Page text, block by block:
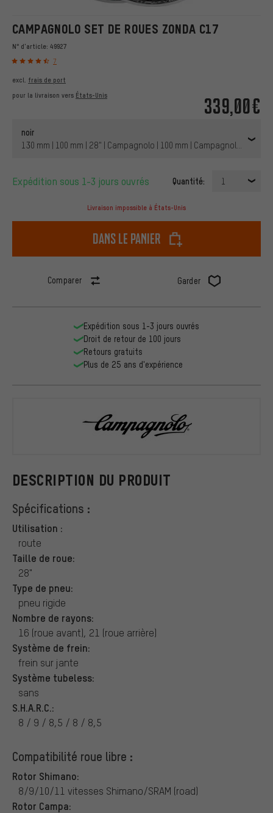
CAMPAGNOLO SET DE ROUES ZONDA C17
N° d'article: 49927
7
339,00€
excl. frais de port
pour la livraison vers États-Unis
noir
130 mm | 100 mm | 28" | Campagnolo | 100 mm | Campagnolo | 100
Expédition sous 1-3 jours ouvrés Quantité: 1
Livraison impossible à États-Unis
dans le panier
Comparer Garder
DESCRIPTION DU PRODUIT
Spécifications :
Utilisation :
route
Taille de roue:
28"
Type de pneu:
pneu rigide
Nombre de rayons:
16 (roue avant), 21 (roue arrière)
Système de frein:
frein sur jante
Système tubeless:
sans
S.H.A.R.C.:
8 / 9 / 8,5 / 8 / 8,5
Compatibilité roue libre :
Rotor Shimano:
8/9/10/11 vitesses Shimano/SRAM (road)
Rotor Campa:
Expédition sous 1-3 jours ouvrés
Droit de retour de 100 jours
Retours gratuits
Plus de 25 ans d'expérience